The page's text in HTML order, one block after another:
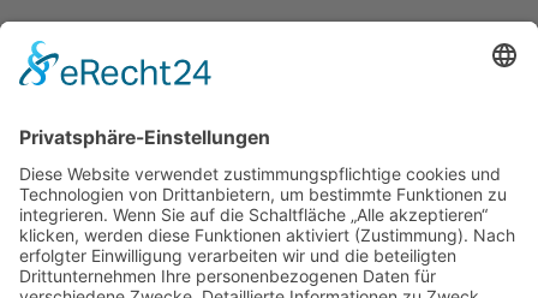
KONTAKT
golfyouup GmbH
Karlshäuser Hof 4
Telefon: 07237 – 484000
Telefax: 07237 – 484001
E-Mail:info@golfyouup.de